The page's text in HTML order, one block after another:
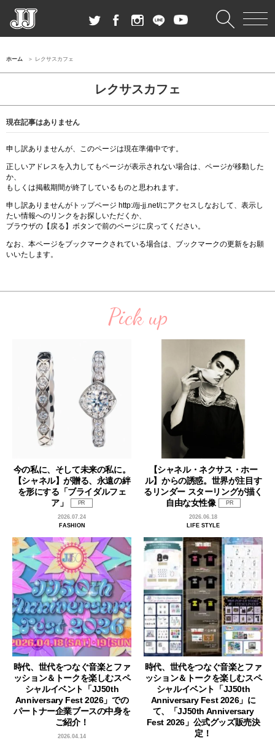
ホーム レクサスカフェ
レクサスカフェ
現在記事はありません
申し訳ありませんが、このページは現在準備中です。
正しいアドレスを入力してもページが表示されない場合は、ページが移動した
か、
もしくは掲載期間が終了しているものと思われます。
申し訳ありませんがトップページ http://jj-jj.net/にアクセスしなおして、表示し
たい情報へのリンクをお探しいただくか、
ブラウザの【戻る】ボタンで前のページに戻ってください。
なお、本ページをブックマークされている場合は、ブックマークの更新をお願
いいたします。
Pick up
今の私に、そして未来の私に。
【シャネル】が贈る、永遠の絆
を形にする「ブライダルフェ
ア」
PR
2026.07.24
FASHION
【シャネル・ネクサス・ホー
ル】からの誘惑。世界が注目す
るリンダー スターリングが描く
自由な女性像
PR
2026.06.18
LIFE STYLE
時代、世代をつなぐ音楽とファ
ッション＆トークを楽しむスペ
シャルイベント「JJ50th
Anniversary Fest 2026」での
パートナー企業ブースの中身を
ご紹介！
2026.04.14
時代、世代をつなぐ音楽とファ
ッション＆トークを楽しむスペ
シャルイベント「JJ50th
Anniversary Fest 2026」に
て、「JJ50th Anniversary
Fest 2026」公式グッズ販売決
定！